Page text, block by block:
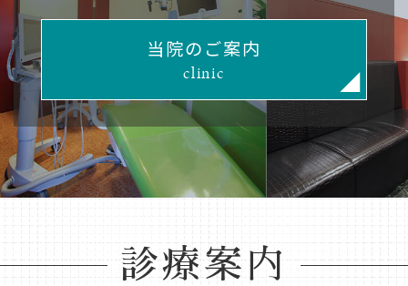
当院のご案内
clinic
診療案内